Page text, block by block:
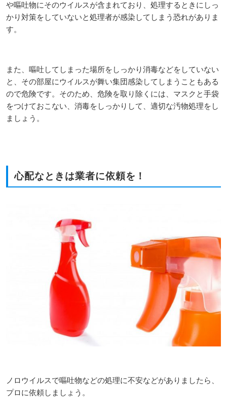
や嘔吐物にそのウイルスが含まれており、処理するときにしっ
かり対策をしていないと処理者が感染してしまう恐れがありま
す。
また、嘔吐してしまった場所をしっかり消毒などをしていない
と、その部屋にウイルスが舞い集団感染してしまうこともある
ので危険です。そのため、危険を取り除くには、マスクと手袋
をつけておこない、消毒をしっかりして、適切な汚物処理をし
ましょう。
心配なときは業者に依頼を！
ノロウイルスで嘔吐物などの処理に不安などがありましたら、
プロに依頼しましょう。